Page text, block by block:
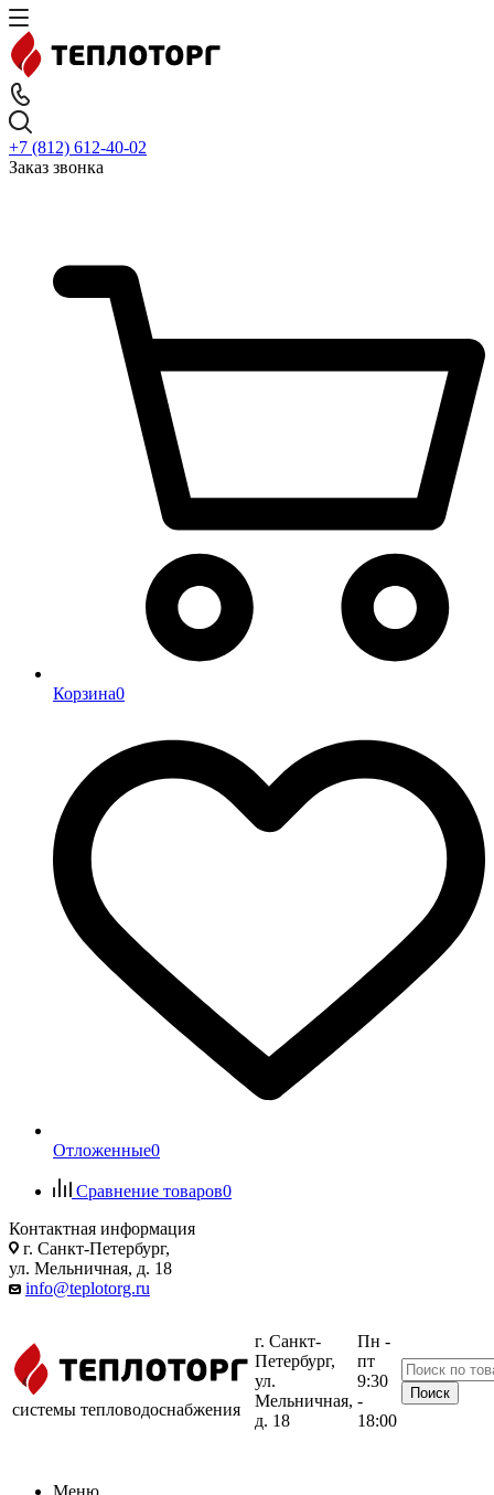
+7 (812) 612-40-02
Заказ звонка
Корзина0
Отложенные0
Сравнение товаров0
Контактная информация
г. Санкт-Петербург,
ул. Мельничная, д. 18
info@teplotorg.ru
системы тепловодоснабжения
г. Санкт-
Петербург,
ул.
Мельничная,
д. 18
Пн -
пт
9:30
-
18:00
Меню